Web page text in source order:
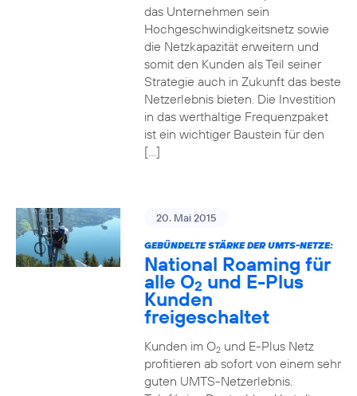
das Unternehmen sein
Hochgeschwindigkeitsnetz sowie
die Netzkapazität erweitern und
somit den Kunden als Teil seiner
Strategie auch in Zukunft das beste
Netzerlebnis bieten. Die Investition
in das werthaltige Frequenzpaket
ist ein wichtiger Baustein für den
[…]
20. Mai 2015
GEBÜNDELTE STÄRKE DER UMTS-NETZE:
National Roaming für
alle O2 und E-Plus
Kunden
freigeschaltet
Kunden im O2und E-Plus Netz
profitieren ab sofort von einem sehr
guten UMTS-Netzerlebnis.